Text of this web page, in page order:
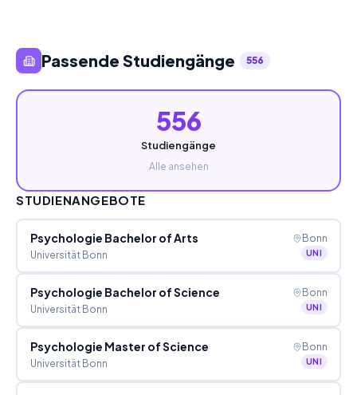
Passende Studiengänge 556
556
Studiengänge
Alle ansehen
STUDIENANGEBOTE
Psychologie Bachelor of Arts
Universität Bonn
Bonn
UNI
Psychologie Bachelor of Science
Universität Bonn
Bonn
UNI
Psychologie Master of Science
Universität Bonn
Bonn
UNI